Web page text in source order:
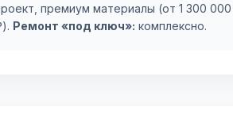
премиум материалы (от 1 300 000
Ремонт «под ключ»: комплексно.